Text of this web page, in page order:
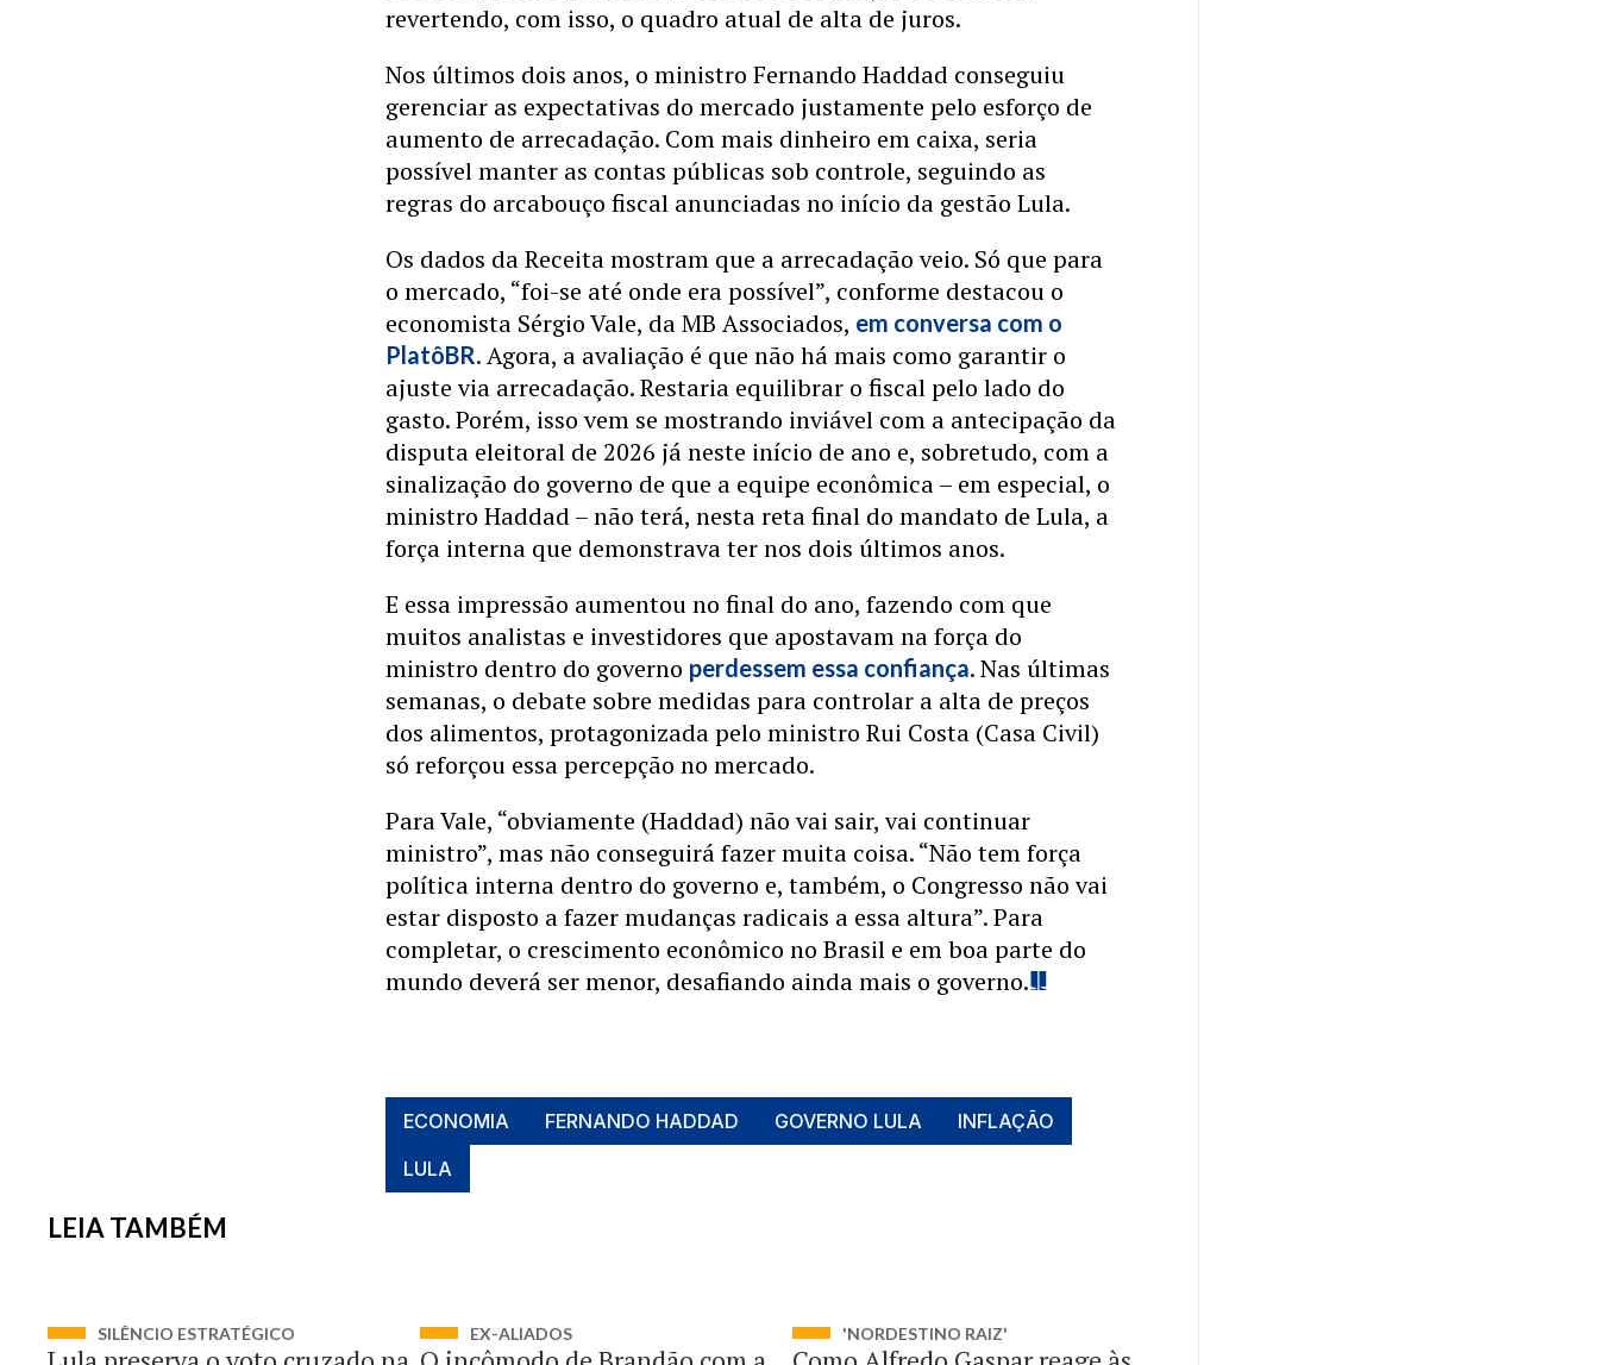
revertendo, com isso, o quadro atual de alta de juros.
Nos últimos dois anos, o ministro Fernando Haddad conseguiu
gerenciar as expectativas do mercado justamente pelo esforço de
aumento de arrecadação. Com mais dinheiro em caixa, seria
possível manter as contas públicas sob controle, seguindo as
regras do arcabouço fiscal anunciadas no início da gestão Lula.
Os dados da Receita mostram que a arrecadação veio. Só que para
o mercado, “foi-se até onde era possível”, conforme destacou o
economista Sérgio Vale, da MB Associados, em conversa com o
PlatôBR. Agora, a avaliação é que não há mais como garantir o
ajuste via arrecadação. Restaria equilibrar o fiscal pelo lado do
gasto. Porém, isso vem se mostrando inviável com a antecipação da
disputa eleitoral de 2026 já neste início de ano e, sobretudo, com a
sinalização do governo de que a equipe econômica – em especial, o
ministro Haddad – não terá, nesta reta final do mandato de Lula, a
força interna que demonstrava ter nos dois últimos anos.
E essa impressão aumentou no final do ano, fazendo com que
muitos analistas e investidores que apostavam na força do
ministro dentro do governo perdessem essa confiança. Nas últimas
semanas, o debate sobre medidas para controlar a alta de preços
dos alimentos, protagonizada pelo ministro Rui Costa (Casa Civil)
só reforçou essa percepção no mercado.
Para Vale, “obviamente (Haddad) não vai sair, vai continuar
ministro”, mas não conseguirá fazer muita coisa. “Não tem força
política interna dentro do governo e, também, o Congresso não vai
estar disposto a fazer mudanças radicais a essa altura”. Para
completar, o crescimento econômico no Brasil e em boa parte do
mundo deverá ser menor, desafiando ainda mais o governo.
ECONOMIA FERNANDO HADDAD GOVERNO LULA
INFLAÇÃO
LULA
LEIA TAMBÉM
SILÊNCIO ESTRATÉGICO EX-ALIADOS 'NORDESTINO RAIZ'